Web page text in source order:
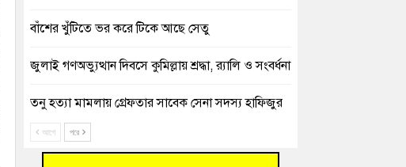
বাঁশের খুঁটিতে ভর করে টিকে আছে সেতু
জুলাই গণঅভ্যুত্থান দিবসে কুমিল্লায় শ্রদ্ধা, র‍্যালি ও সংবর্ধনা
তনু হত্যা মামলায় গ্রেফতার সাবেক সেনা সদস্য হাফিজুর
রহমান হাইকোর্টের জামিনে মুক্ত
আহত শিক্ষার্থীদের দেখতে গিয়ে মেডিকেলের ক্যান্টিনে
আগে পরে